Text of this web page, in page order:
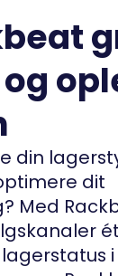
din
dit
Med